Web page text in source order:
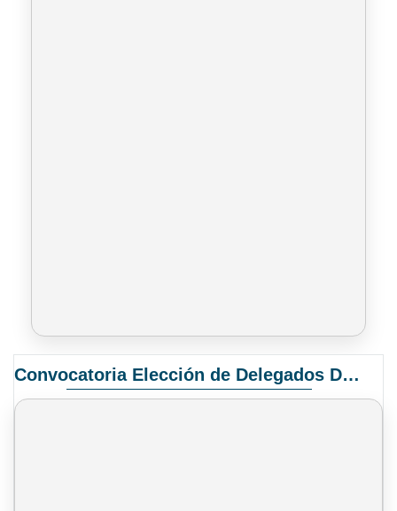
Convocatoria Elección de Delegados Docentes para el XIV Congreso Nacional de Universidades